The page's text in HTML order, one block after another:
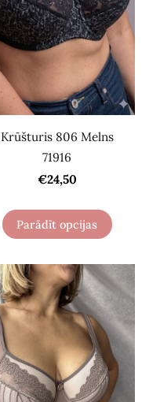
Krūšturis 806 Melns
71916
€24,50
Parādīt opcijas